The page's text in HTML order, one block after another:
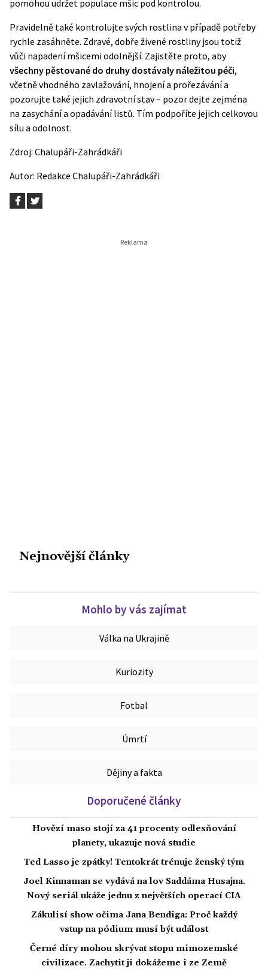
pomohou udržet populace mšic pod kontrolou.
Pravidelně také kontrolujte svých rostlina v případě potřeby
rychle zasáhněte. Zdravé, dobře živené rostliny jsou totiž
vůči napadení mšicemi odolnější. Zajistěte proto, aby
všechny pěstované do druhy dostávaly náležitou péči,
včetně vhodného zavlažování, hnojení a prořezávání a
pozorujte také jejich zdravotní stav – pozor dejte zejména
na zasychání a opadávání listů. Tím podpoříte jejich celkovou
sílu a odolnost.
Zdroj: Chalupáři-Zahrádkáři
Autor: Redakce Chalupáři-Zahrádkáři
Nejnovější články
Mohlo by vás zajímat
Válka na Ukrajině
Kuriozity
Fotbal
Úmrtí
Dějiny a fakta
Doporučené články
Hovězí maso stojí za 41 procenty odlesňování
planety, ukazuje nová studie
Ted Lasso je zpátky! Tentokrát trénuje ženský tým
Joel Kinnaman se vydává na lov Saddáma Husajna.
Nový seriál ukáže jednu z největších operací CIA
Zákulisí show očima Jana Bendiga: Proč každý
vstup na pódium musí být událost
Černé díry mohou skrývat stopu mimozemské
civilizace. Zachytit ji dokážeme i ze Země